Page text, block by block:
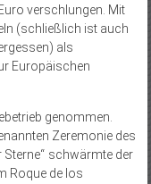
verschlungen. Mit
(schließlich ist auch
als
Europäischen
genommen.
Zeremonie des
Sterne“ schwärmte der
Roque de los